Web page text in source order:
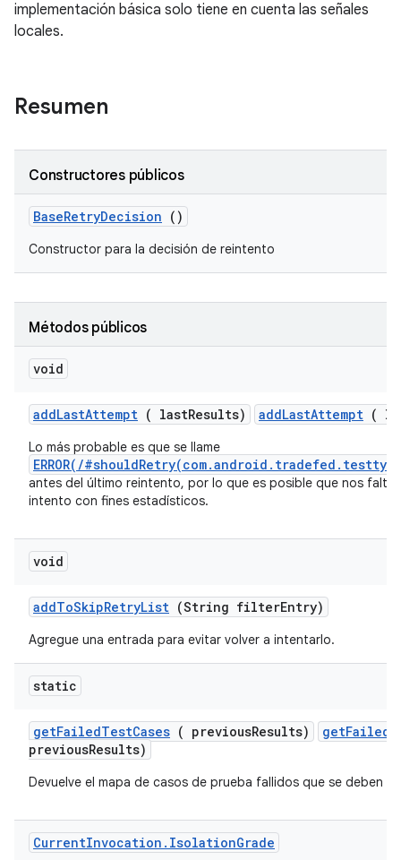
implementación básica solo tiene en cuenta las señales
locales.
Resumen
Constructores públicos
BaseRetryDecision ()
Constructor para la decisión de reintento
Métodos públicos
void
addLastAttempt ( lastResults) addLastAttempt (
Lo más probable es que se llame
ERROR(/
antes del último reintento, por lo que es posible que nos
intento con fines estadísticos.
void
addToSkipRetryList (String filterEntry)
Agregue una entrada para evitar volver a intentarlo.
static
getFailedTestCases ( previousResults)
previousResults)
Devuelve el mapa de casos de prueba fallidos que se deben
CurrentInvocation . IsolationGrade